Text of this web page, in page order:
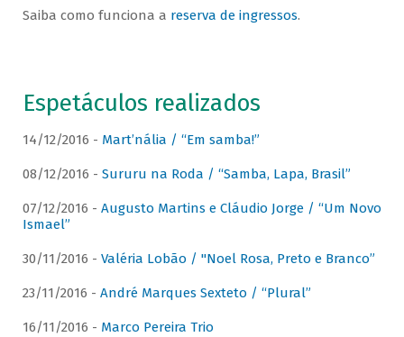
Saiba como funciona a reserva de ingressos.
Espetáculos realizados
14/12/2016 - Mart’nália / “Em samba!”
08/12/2016 - Sururu na Roda / “Samba, Lapa, Brasil”
07/12/2016 - Augusto Martins e Cláudio Jorge / “Um Novo
Ismael”
30/11/2016 - Valéria Lobão / "Noel Rosa, Preto e Branco”
23/11/2016 - André Marques Sexteto / “Plural”
16/11/2016 - Marco Pereira Trio